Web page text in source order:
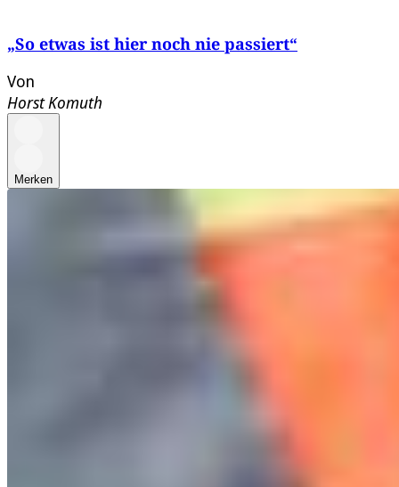
„So etwas ist hier noch nie passiert“
Von
Horst Komuth
Merken